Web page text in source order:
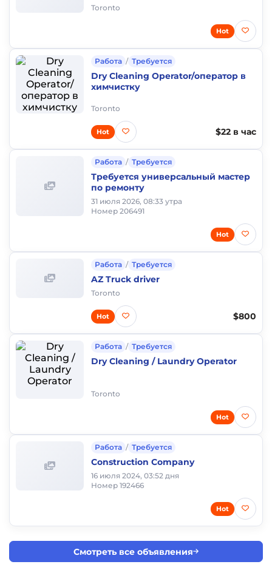
Toronto
Hot
Работа / Требуется
Dry Cleaning Operator/оператор в
химчистку
Toronto
$22 в час
Hot
Работа / Требуется
Требуется универсальный мастер
по ремонту
31 июля 2026, 08:33 утра
Номер 206491
Hot
Работа / Требуется
AZ Truck driver
Toronto
$800
Hot
Работа / Требуется
Dry Cleaning / Laundry Operator
Toronto
Hot
Работа / Требуется
Construction Company
16 июля 2024, 03:52 дня
Номер 192466
Hot
Смотреть все объявления